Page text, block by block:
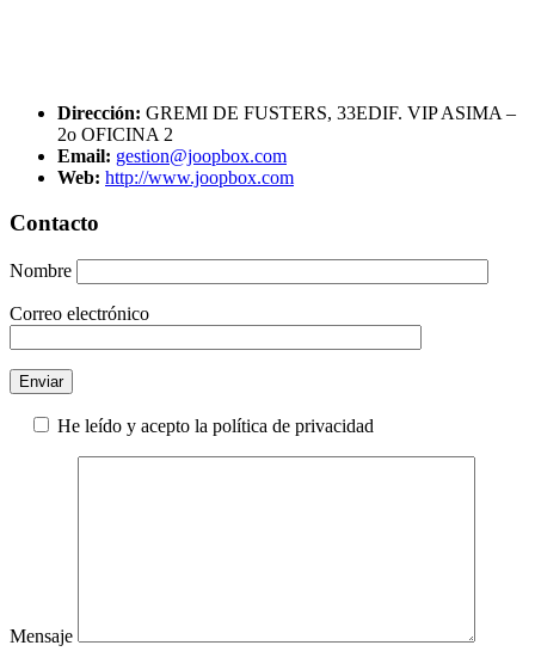
Dirección: GREMI DE FUSTERS, 33EDIF. VIP ASIMA –
2o OFICINA 2
Email: gestion@joopbox.com
Web: http://www.joopbox.com
Contacto
Nombre
Correo electrónico
He leído y acepto la política de privacidad
Mensaje